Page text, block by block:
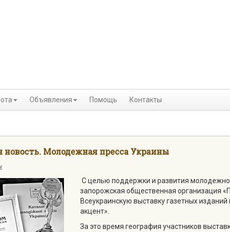
Объявления Помощь Контакты
новость. Молодежная пресса Украины
С целью поддержки и развития
запорожская общественная организация
Всеукраинскую выставку газетных
акцент».
За это время география участников